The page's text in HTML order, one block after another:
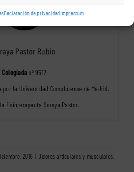
Declaración de privacidadImpressum
Pastor Rubio
Colegiada nº 9517
por la Universidad Complutense de Madrid.
fisioterapeuta Soraya Pastor.
2016 Dolores articulares y musculares,